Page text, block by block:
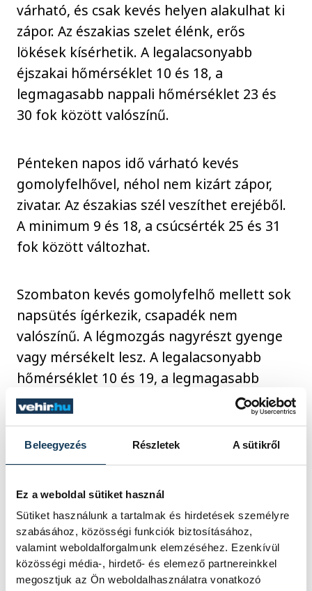
Beleegyezés Részletek A sütikről
Ez a weboldal sütiket használ
Sütiket használunk a tartalmak és hirdetések személyre
szabásához, közösségi funkciók biztosításához,
valamint weboldalforgalmunk elemzéséhez. Ezenkívül
közösségi média-, hirdető- és elemező partnereinkkel
megosztjuk az Ön weboldalhasználatra vonatkozó
várható, és csak kevés helyen alakulhat ki
zápor. Az északias szelet élénk, erős
lökések kísérhetik. A legalacsonyabb
éjszakai hőmérséklet 10 és 18, a
legmagasabb nappali hőmérséklet 23 és
30 fok között valószínű.
Pénteken napos idő várható kevés
gomolyfelhővel, néhol nem kizárt zápor,
zivatar. Az északias szél veszíthet erejéből.
A minimum 9 és 18, a csúcsérték 25 és 31
fok között változhat.
Szombaton kevés gomolyfelhő mellett sok
napsütés ígérkezik, csapadék nem
valószínű. A légmozgás nagyrészt gyenge
vagy mérsékelt lesz. A legalacsonyabb
hőmérséklet 10 és 19, a legmagasabb
nappali hőmérséklet 27 és 33 fok között
alakul.
Vasárnap napos idő valószínű kevés
gomolyfelhővel, csapadék nélkül. Az
északias szél többnyire mérsékelt marad. A
hőmérséklet hajnalban 13 és 21, délután
28 és 33 fok között alakulhat.